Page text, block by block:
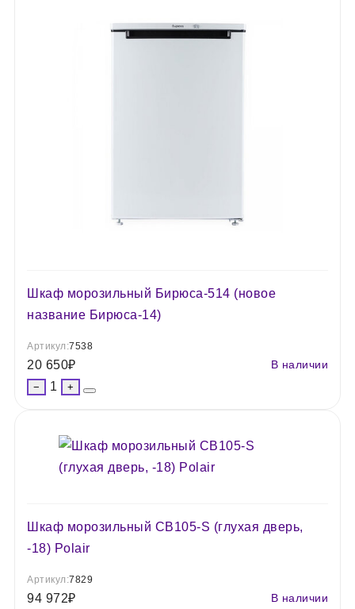
Шкаф морозильный Бирюса-514 (новое
название Бирюса-14)
Артикул:7538
20 650₽ В наличии
− 1 +
Шкаф морозильный СВ105-S (глухая дверь,
-18) Polair
Артикул:7829
94 972₽ В наличии